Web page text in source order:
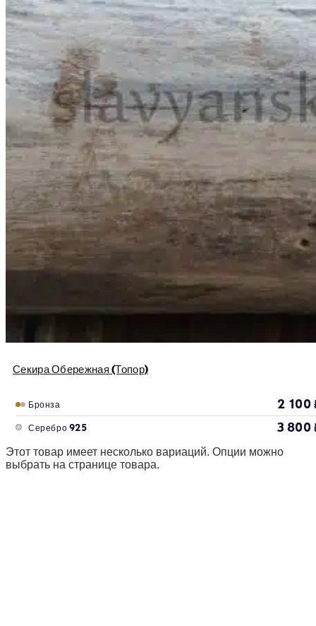
Секира Обережная (Топор)
Бронза 2 100
Серебро 925 3 800
Этот товар имеет несколько вариаций. Опции можно
выбрать на странице товара.